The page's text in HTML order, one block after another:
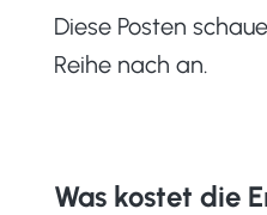
Diese Posten
Reihe nach an.
Was kostet die